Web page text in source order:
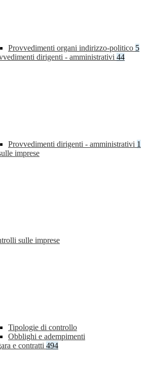
Provvedimenti organi indirizzo-politico 5
dirigenti - amministrativi 44
Provvedimenti dirigenti - amministrativi 1
imprese
sulle imprese
Tipologie di controllo
Obblighi e adempimenti
e contratti 494